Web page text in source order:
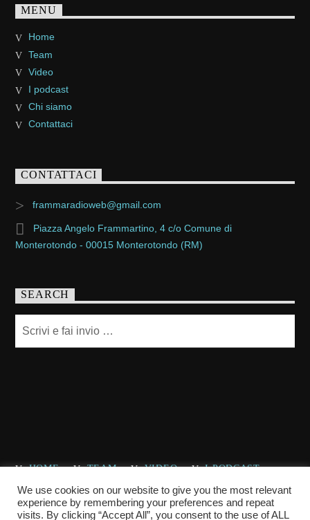
MENU
Home
Team
Video
I podcast
Chi siamo
Contattaci
CONTATTACI
frammaradioweb@gmail.com
Piazza Angelo Frammartino, 4 c/o Comune di
Monterotondo - 00015 Monterotondo (RM)
SEARCH
HOME TEAM VIDEO
I PODCAST
We use cookies on our website to give you the most relevant
experience by remembering your preferences and repeat
visits. By clicking “Accept All”, you consent to the use of ALL